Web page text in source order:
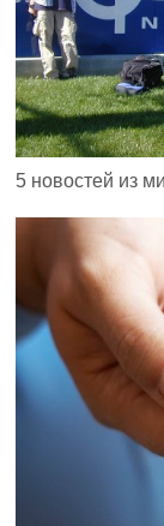
5 новостей из